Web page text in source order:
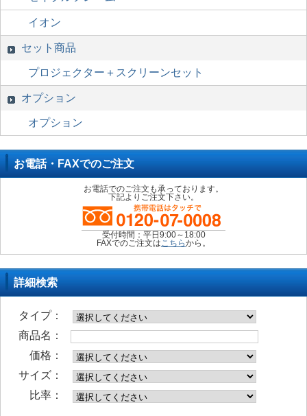
イオン
セット商品
プロジェクター＋スクリーンセット
オプション
オプション
お電話・FAXでのご注文
お電話でのご注文も承っております。
下記よりご注文下さい。
受付時間：平日9:00～18:00
FAXでのご注文はこちらから。
詳細検索
タイプ：
商品名：
価格：
サイズ：
比率：